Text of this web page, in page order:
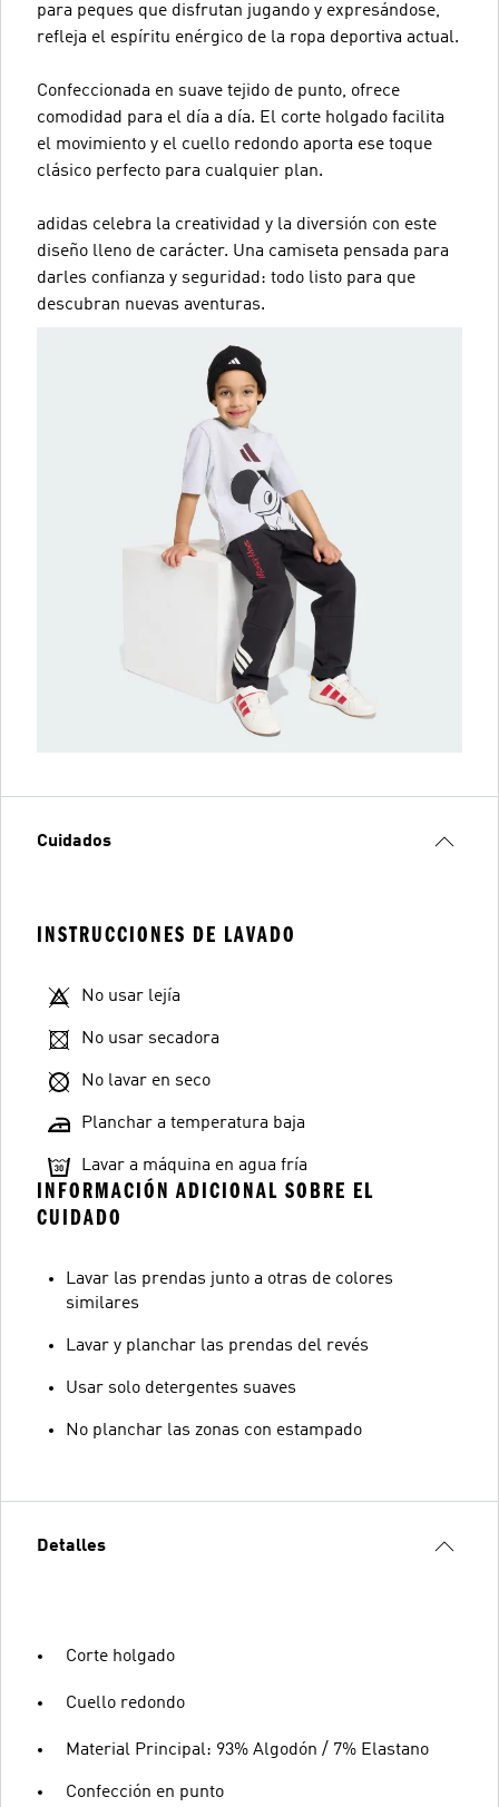
para peques que disfrutan jugando y expresándose,
refleja el espíritu enérgico de la ropa deportiva actual.
Confeccionada en suave tejido de punto, ofrece
comodidad para el día a día. El corte holgado facilita
el movimiento y el cuello redondo aporta ese toque
clásico perfecto para cualquier plan.
adidas celebra la creatividad y la diversión con este
diseño lleno de carácter. Una camiseta pensada para
darles confianza y seguridad: todo listo para que
descubran nuevas aventuras.
Cuidados
INSTRUCCIONES DE LAVADO
No usar lejía
No usar secadora
No lavar en seco
Planchar a temperatura baja
Lavar a máquina en agua fría
INFORMACIÓN ADICIONAL SOBRE EL
CUIDADO
Lavar las prendas junto a otras de colores
similares
Lavar y planchar las prendas del revés
Usar solo detergentes suaves
No planchar las zonas con estampado
Detalles
Corte holgado
Cuello redondo
Material Principal: 93% Algodón / 7% Elastano
Confección en punto